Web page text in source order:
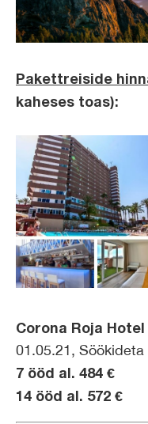
Pakettreiside
kaheses toas):
Corona Roja Hotel
01.05.21, Söökideta
7 ööd al. 484 €
14 ööd al. 572 €